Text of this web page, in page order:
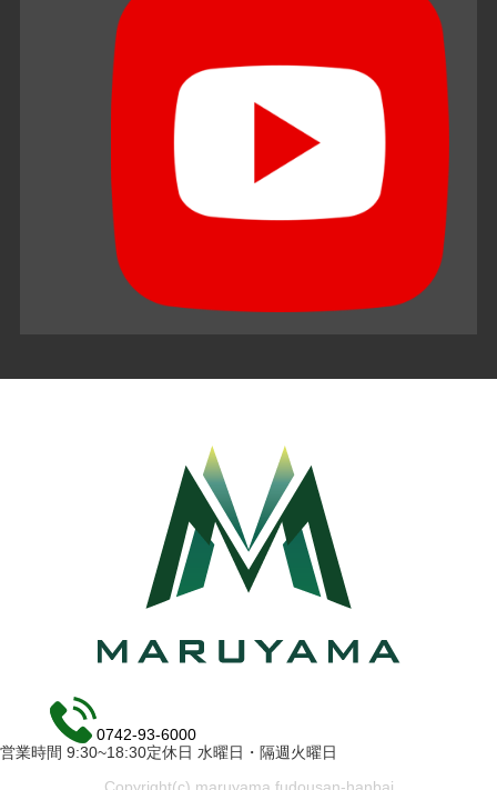
0742-93-6000
営業時間 9:30~18:30定休日 水曜日・隔週火曜日
Copyright(c) maruyama fudousan-hanbai